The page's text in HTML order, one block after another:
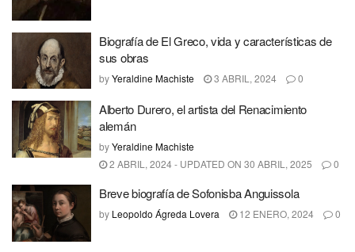
Biografía de El Greco, vida y características de
sus obras
byYeraldine Machiste 3 ABRIL, 2024 0
Alberto Durero, el artista del Renacimiento
alemán
byYeraldine Machiste
2 ABRIL, 2024 - UPDATED ON 30 ABRIL, 2025
0
Breve biografía de Sofonisba Anguissola
by Leopoldo Ágreda Lovera 12 ENERO, 2024 0